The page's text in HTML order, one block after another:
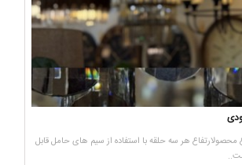
هر سه حلقه با استفاده از سیم های حامل قابل